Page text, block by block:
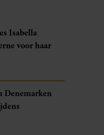
Isabella
voor haar
Denemarken